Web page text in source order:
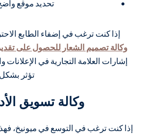
تحديد موقع واضح
إذا كنت ترغب في إضفاء الطابع
وكالة تصميم الشعار للحصول على
إشارات العلامة التجارية في
تؤثر
وكالة تسويق
إذا كنت ترغب في التوسع في ميونيخ،